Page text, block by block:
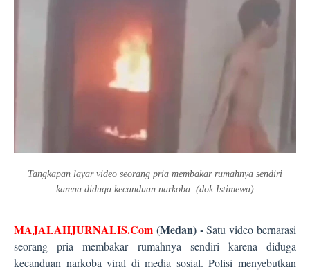
Tangkapan layar video seorang pria membakar rumahnya sendiri
karena diduga kecanduan narkoba. (dok.Istimewa)
MAJALAHJURNALIS.Com (Medan) -Satu video bernarasi
seorang pria membakar rumahnya sendiri karena diduga
kecanduan narkoba viral di media sosial. Polisi menyebutkan